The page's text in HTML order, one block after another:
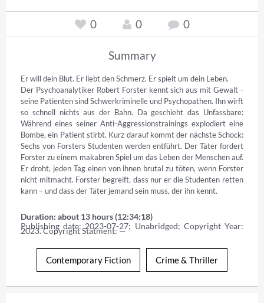
0 0 0
Summary
Er will dein Blut. Er liebt den Schmerz. Er spielt um dein Leben.
Der Psychoanalytiker Robert Forster kennt sich aus mit Gewalt -
seine Patienten sind Schwerkriminelle und Psychopathen. Ihn wirft
so schnell nichts aus der Bahn. Da geschieht das Unfassbare:
Während eines seiner Anti-Aggressionstrainings explodiert eine
Bombe, ein Patient stirbt. Kurz darauf kommt der nächste Schock:
Sechs von Forsters Studenten werden entführt. Der Täter fordert
Forster zu einem makabren Spiel um das Leben der Menschen auf.
Er droht, jeden Tag einen von ihnen brutal zu töten, wenn Forster
nicht mitmacht. Forster begreift, dass nur er die Studenten retten
kann – und dass der Täter jemand sein muss, der ihn kennt.
Duration: about 13 hours (12:34:18)
Publishing date: 2023-07-27; Unabridged; Copyright Year:
2023. Copyright Statment: —
Contemporary Fiction Crime & Thriller